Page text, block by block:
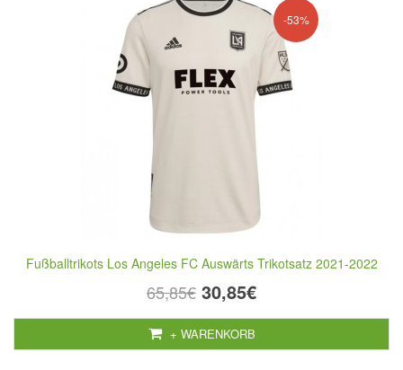
-53%
Fußballtrikots Los Angeles FC Auswärts Trikotsatz 2021-2022
65,85€ 30,85€
+ WARENKORB